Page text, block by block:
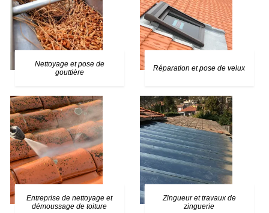
Nettoyage et pose de
gouttière
Réparation et pose de velux
Entreprise de nettoyage et
démoussage de toiture
Zingueur et travaux de
zinguerie